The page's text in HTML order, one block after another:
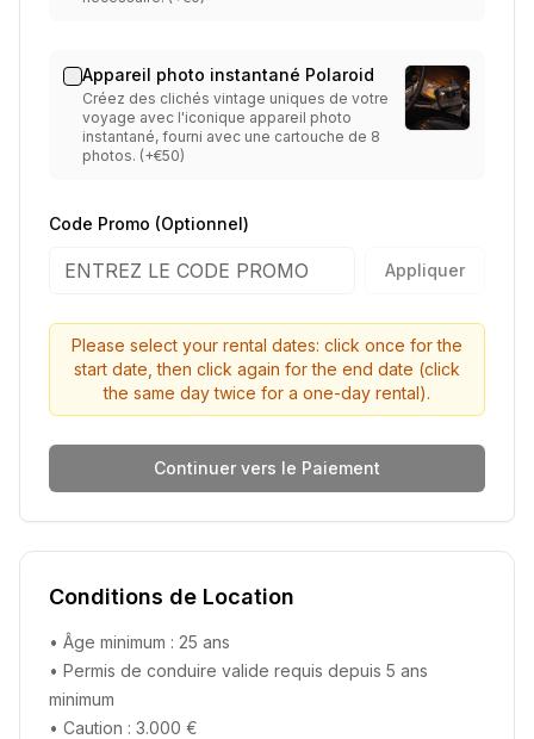
Appareil photo instantané Polaroid
Créez des clichés vintage uniques de votre
voyage avec l'iconique appareil photo
instantané, fourni avec une cartouche de 8
photos. (+€50)
Code Promo (Optionnel)
Appliquer
Please select your rental dates: click once for the
start date, then click again for the end date (click
the same day twice for a one-day rental).
Continuer vers le Paiement
Conditions de Location
• Âge minimum : 25 ans
• Permis de conduire valide requis depuis 5 ans
minimum
• Caution : 3.000 €